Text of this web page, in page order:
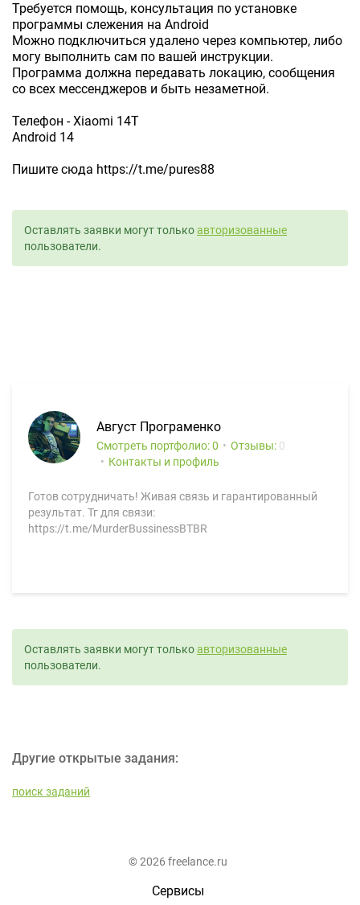
Требуется помощь, консультация по установке
программы слежения на Android
Можно подключиться удалено через компьютер, либо
могу выполнить сам по вашей инструкции.
Программа должна передавать локацию, сообщения
со всех мессенджеров и быть незаметной.
Телефон - Xiaomi 14T
Android 14
Пишите сюда https://t.me/pures88
Оставлять заявки могут толькоавторизованные
пользователи.
Август Програменко
Смотреть портфолио: 0 Отзывы: 0
Контакты и профиль
Готов сотрудничать! Живая связь и гарантированный
результат. Тг для связи:
https://t.me/MurderBussinessBTBR
Оставлять заявки могут толькоавторизованные
пользователи.
Другие открытые задания:
поиск заданий
© 2026 freelance.ru
Сервисы